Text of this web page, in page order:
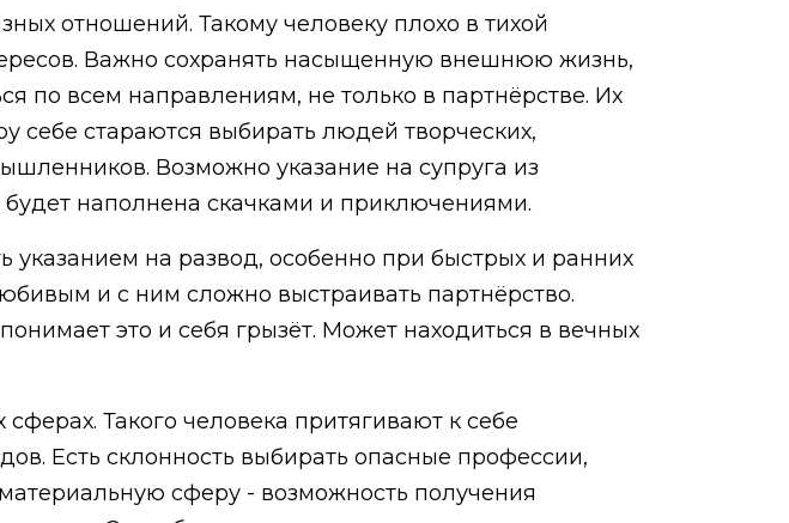
отношений. Такому человеку плохо в тихой
Важно сохранять насыщенную внешнюю жизнь,
по всем направлениям, не только в партнёрстве. Их
стараются выбирать людей творческих,
Возможно указание на супруга из
наполнена скачками и приключениями.
указанием на развод, особенно при быстрых и ранних
и с ним сложно выстраивать партнёрство.
это и себя грызёт. Может находиться в вечных
Такого человека притягивают к себе
Есть склонность выбирать опасные профессии,
сферу - возможность получения